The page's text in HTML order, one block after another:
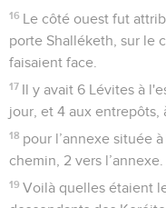
16 Le côté ouest fut
porte Shalléketh, sur le
faisaient face.
17 Il y avait 6 Lévites à
jour, et 4 aux entrepôts,
18 pour l’annexe située
chemin, 2 vers l’annexe.
19 Voilà quelles étaient